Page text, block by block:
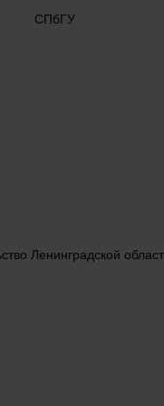
СПбГУ
Ленинградской